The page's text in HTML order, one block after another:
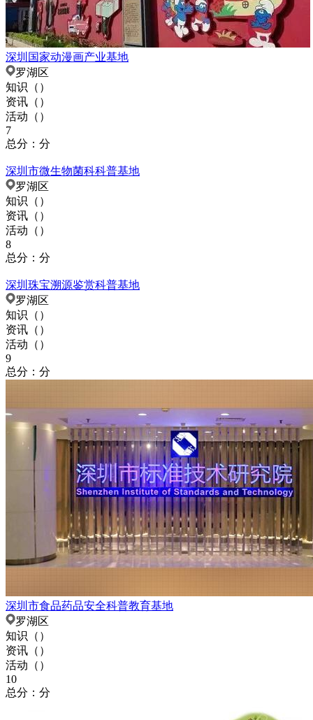
深圳国家动漫画产业基地
罗湖区
知识（ ）
资讯（ ）
活动（ ）
7
总分：分
深圳市微生物菌科科普基地
罗湖区
知识（ ）
资讯（ ）
活动（ ）
8
总分：分
深圳珠宝溯源鉴赏科普基地
罗湖区
知识（ ）
资讯（ ）
活动（ ）
9
总分：分
深圳市食品药品安全科普教育基地
罗湖区
知识（ ）
资讯（ ）
活动（ ）
10
总分：分